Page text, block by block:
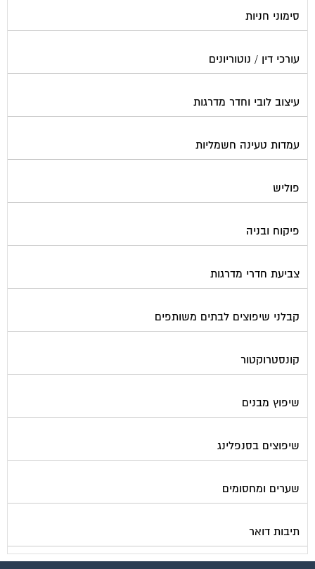
סימוני חניות
עורכי דין / נוטוריונים
עיצוב לובי וחדר מדרגות
עמדות טעינה חשמליות
פוליש
פיקוח ובניה
צביעת חדרי מדרגות
קבלני שיפוצים לבתים משותפים
קונסטרוקטור
שיפוץ מבנים
שיפוצים בסנפלינג
שערים ומחסומים
תיבות דואר